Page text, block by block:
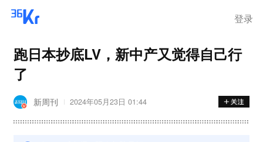
登录
跑日本抄底LV，新中产又觉得自己行
了
新周刊 2024年05月23日 01:44